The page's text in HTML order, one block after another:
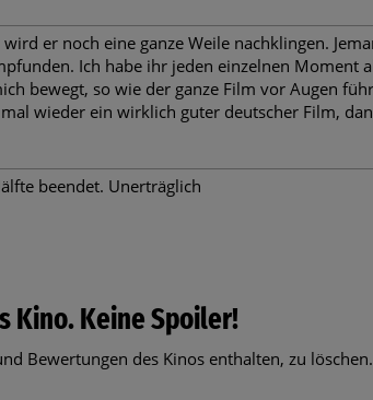
er noch eine ganze Weile nachklingen.
Ich habe ihr jeden einzelnen
bewegt, so wie der ganze Film vor Augen
wieder ein wirklich guter deutscher Film,
beendet. Unerträglich
Kino. Keine Spoiler!
Bewertungen des Kinos enthalten, zu löschen.